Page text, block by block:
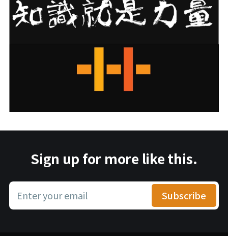
Sign up for more like this.
Enter your email Subscribe